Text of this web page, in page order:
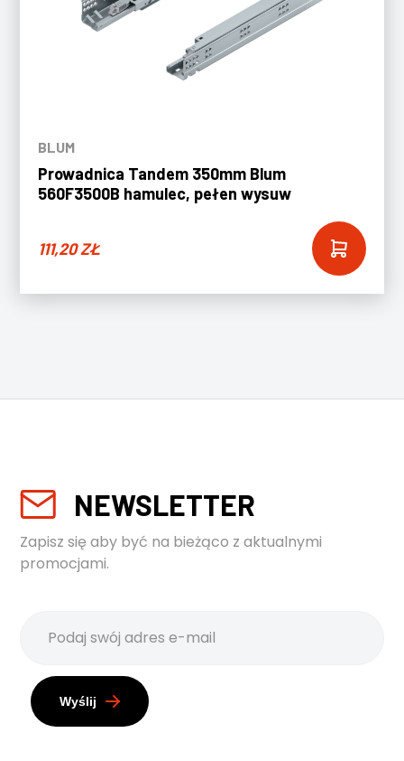
BLUM
Prowadnica Tandem 350mm Blum
560F3500B hamulec, pełen wysuw
111,20ZŁ
NEWSLETTER
Zapisz się aby być na bieżąco z aktualnymi
promocjami.
Wyślij